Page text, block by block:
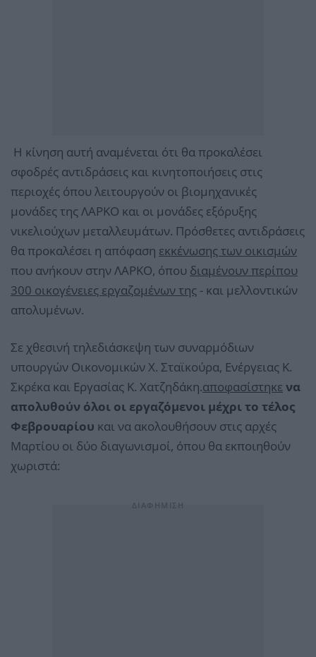
Η κίνηση αυτή αναμένεται ότι θα προκαλέσει
σφοδρές αντιδράσεις και κινητοποιήσεις στις
περιοχές όπου λειτουργούν οι βιομηχανικές
μονάδες της ΛΑΡΚΟ και οι μονάδες εξόρυξης
νικελιούχων μεταλλευμάτων. Πρόσθετες αντιδράσεις
θα προκαλέσει η απόφαση εκκένωσης των οικισμών
που ανήκουν στην ΛΑΡΚΟ, όπου διαμένουν περίπου
300 οικογένειες εργαζομένων της - και μελλοντικών
απολυμένων.
Σε χθεσινή τηλεδιάσκεψη των συναρμόδιων
υπουργών Οικονομικών Χ. Σταϊκούρα, Ενέργειας Κ.
Σκρέκα και Εργασίας Κ. Χατζηδάκη.αποφασίστηκε να
απολυθούν όλοι οι εργαζόμενοι μέχρι το τέλος
Φεβρουαρίου και να ακολουθήσουν στις αρχές
Μαρτίου οι δύο διαγωνισμοί, όπου θα εκποιηθούν
χωριστά: